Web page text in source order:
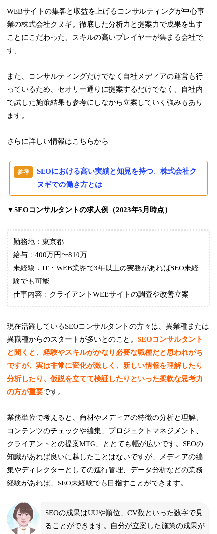
WEBサイトの集客と収益を上げるコンサルティングが中心事
業の株式会社クヌギ。徹底した分析力と提案力で成果を出す
ことにこだわった、スキルの高いプレイヤーが集まる会社で
す。
また、コンサルティングだけでなく自社メディアの運営も行
っているため、セオリー通りに提案するだけでなく、自社内
で試した施策結果も参考にしながら立案していく強みもあり
ます。
さらに詳しい情報はこちらから
SEOにおける高い実績と知見を持つ、株式会社ク
ヌギでの働き方とは
▼SEOコンサルタントの求人例（2023年5月時点）
勤務地：東京都
給与：400万円〜810万
未経験：IT・WEB業界で3年以上の実務があればSEO未経
験でも可能
仕事内容：クライアントWEBサイトの調査や改善立案
現在活躍しているSEOコンサルタントの方々は、異業種または
異職種からのスタートが多いとのこと。SEOコンサルタント
と聞くと、経験やスキルがかなり必要な職種だと思われがち
ですが、実は非常に変化が激しく、新しい情報を理解したり
分析したり、仮説を立てて検証したりといった柔軟な思考力
の方が重要です。
業務単位で考えると、商材やメディアの特徴の分析と理解、
コンテンツのチェックや編集、プロジェクトマネジメント、
クライアントとの提案MTG、ととても幅が広いです。SEOの
知識があれば良いに越したことはないですが、メディアの編
集やディレクターとしての進行管理、データ分析などの業務
経験があれば、SEO未経験でも目指すことができます。
SEOの成果はUUや順位、CV数といった数字で見
ることができます。自分が立案した施策の成果が